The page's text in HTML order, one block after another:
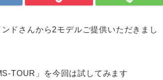
ドさんから2モデルご提供いただきまし
TOUR」を今回は試してみます